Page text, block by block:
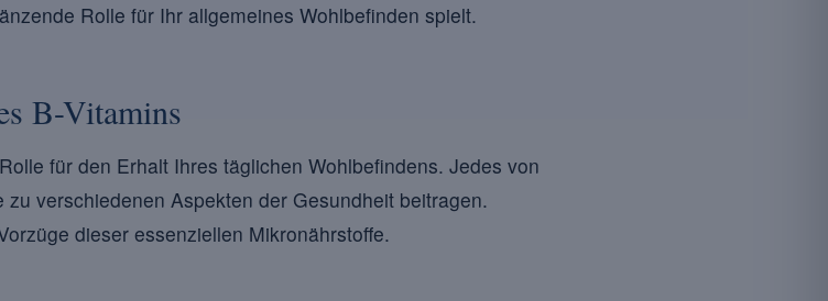
Rolle für Ihr allgemeines Wohlbefinden spielt.
B-Vitamins
für den Erhalt Ihres täglichen Wohlbefindens. Jedes von
verschiedenen Aspekten der Gesundheit beitragen.
dieser essenziellen Mikronährstoffe.